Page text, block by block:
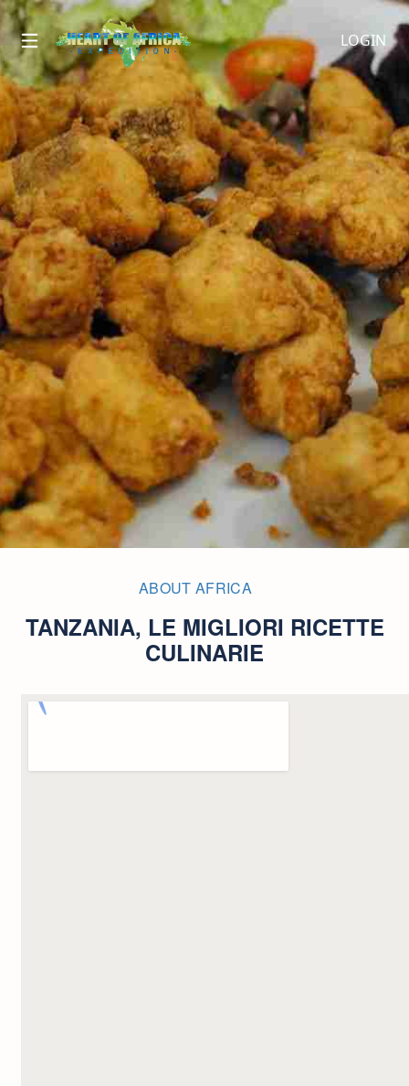
LOGIN
ABOUT AFRICA
TANZANIA, LE MIGLIORI RICETTE
CULINARIE